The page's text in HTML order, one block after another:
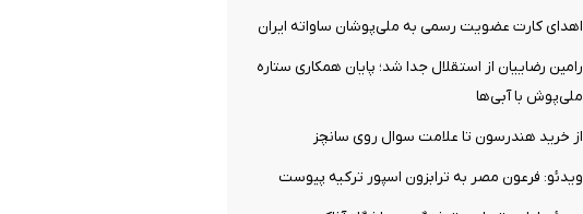
اهدای کارت عضویت رسمی به ملی‌پوشان ساواته ایران
رامین رضاییان از استقلال جدا شد؛ پایان همکاری ستاره
ملی‌پوش با آبی‌ها
از خرید هندرسون تا علامت سوال روی سانچز
ویدئو: فرعون مصر به ترابزون اسپور ترکیه پیوست